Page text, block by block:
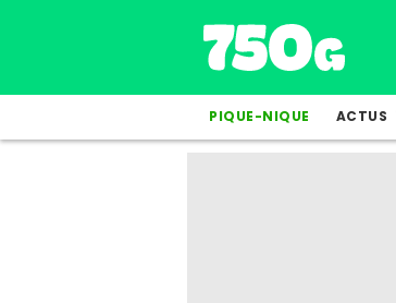
PIQUE-NIQUE ACTUS